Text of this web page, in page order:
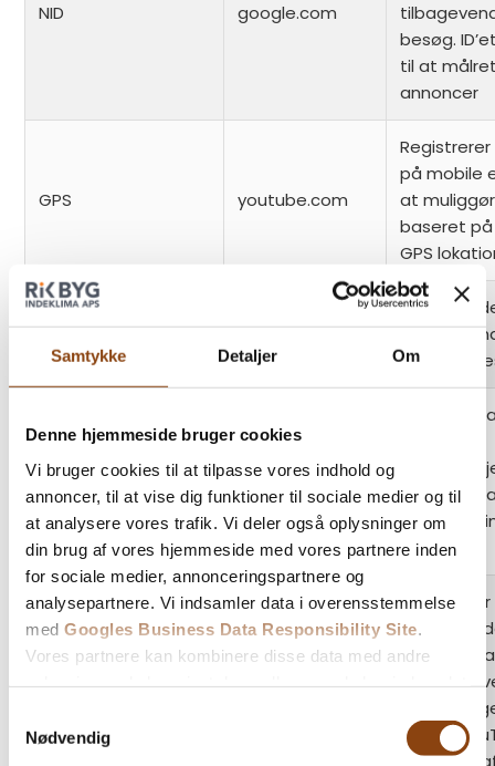
Samtykke Detaljer Om
Denne hjemmeside bruger cookies
Vi bruger cookies til at tilpasse vores indhold og
annoncer, til at vise dig funktioner til sociale medier og til
at analysere vores trafik. Vi deler også oplysninger om
din brug af vores hjemmeside med vores partnere inden
for sociale medier, annonceringspartnere og
analysepartnere. Vi indsamler data i overensstemmelse
med Googles Business Data Responsibility Site
Vores partnere kan kombinere disse data med andre
Nødvendig
NID google.com
besøg.
til at
annoncer
GPS youtube.com
på mobile
at
baseret
GPS
lang ads.linkedin.com
Gemmer
brugeren
en
lidc linkedin.com
Anvendes
LinkedIn til
brugen af
services.
PREF youtube.com
Registrerer
der
Google til
statistik
den
bruger
på tværs